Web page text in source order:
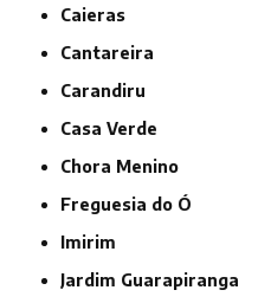
Caieras
Cantareira
Carandiru
Casa Verde
Chora Menino
Freguesia do Ó
Imirim
Jardim Guarapiranga